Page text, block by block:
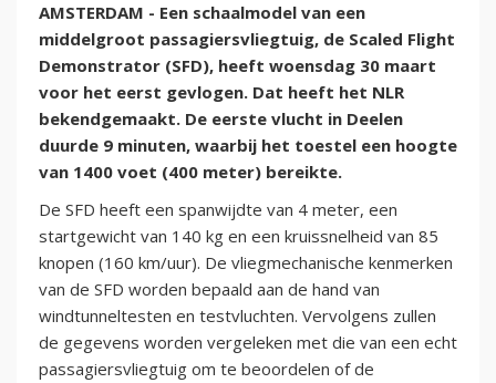
AMSTERDAM - Een schaalmodel van een
middelgroot passagiersvliegtuig, de Scaled Flight
Demonstrator (SFD), heeft woensdag 30 maart
voor het eerst gevlogen. Dat heeft het NLR
bekendgemaakt. De eerste vlucht in Deelen
duurde 9 minuten, waarbij het toestel een hoogte
van 1400 voet (400 meter) bereikte.
De SFD heeft een spanwijdte van 4 meter, een
startgewicht van 140 kg en een kruissnelheid van 85
knopen (160 km/uur). De vliegmechanische kenmerken
van de SFD worden bepaald aan de hand van
windtunneltesten en testvluchten. Vervolgens zullen
de gegevens worden vergeleken met die van een echt
passagiersvliegtuig om te beoordelen of de